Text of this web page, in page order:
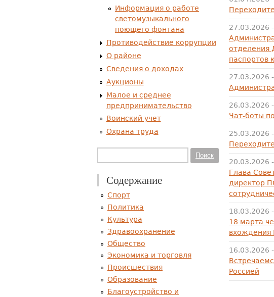
27.03.2026
отделения
паспортов
27.03.2026
26.03.2026
Чат-боты
25.03.2026
20.03.2026
Глава
директор
18.03.2026
18 марта
вхождения
16.03.2026
Россией
Информация о работе
светомузыкального
поющего фонтана
Противодействие коррупции
О районе
Сведения о доходах
Аукционы
Малое и среднее
предпринимательство
Воинский учет
Охрана труда
Поиск
Содержание
Спорт
Политика
Культура
Здравоохранение
Общество
Экономика и торговля
Происшествия
Образование
Благоустройство и